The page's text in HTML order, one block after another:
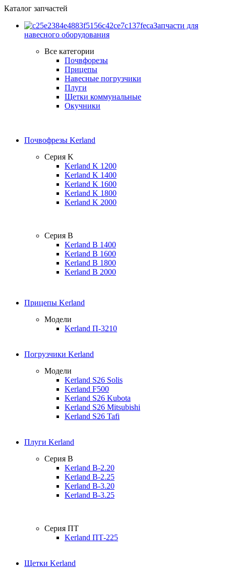
Каталог запчастей
Запчасти для
навесного оборудования
Все категории
Почвфорезы
Прицепы
Навесные погрузчики
Плуги
Щетки коммунальные
Окучники
Почвофрезы Kerland
Серия K
Kerland K 1200
Kerland K 1400
Kerland K 1600
Kerland K 1800
Kerland K 2000
Серия B
Kerland B 1400
Kerland B 1600
Kerland B 1800
Kerland B 2000
Прицепы Kerland
Модели
Kerland П-3210
Погрузчики Kerland
Модели
Kerland S26 Solis
Kerland F500
Kerland S26 Kubota
Kerland S26 Mitsubishi
Kerland S26 Tafi
Плуги Kerland
Серия B
Kerland B-2.20
Kerland B-2.25
Kerland B-3.20
Kerland B-3.25
Серия ПТ
Kerland ПТ-225
Щетки Kerland